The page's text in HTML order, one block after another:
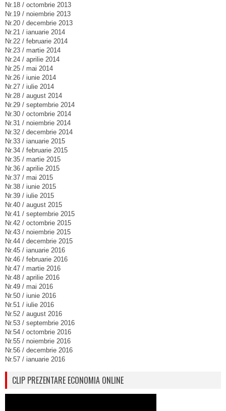
Nr.18 / octombrie 2013
Nr.19 / noiembrie 2013
Nr.20 / decembrie 2013
Nr.21 / ianuarie 2014
Nr.22 / februarie 2014
Nr.23 / martie 2014
Nr.24 / aprilie 2014
Nr.25 / mai 2014
Nr.26 / iunie 2014
Nr.27 / iulie 2014
Nr.28 / august 2014
Nr.29 / septembrie 2014
Nr.30 / octombrie 2014
Nr.31 / noiembrie 2014
Nr.32 / decembrie 2014
Nr.33 / ianuarie 2015
Nr.34 / februarie 2015
Nr.35 / martie 2015
Nr.36 / aprilie 2015
Nr.37 / mai 2015
Nr.38 / iunie 2015
Nr.39 / iulie 2015
Nr.40 / august 2015
Nr.41 / septembrie 2015
Nr.42 / octombrie 2015
Nr.43 / noiembrie 2015
Nr.44 / decembrie 2015
Nr.45 / ianuarie 2016
Nr.46 / februarie 2016
Nr.47 / martie 2016
Nr.48 / aprilie 2016
Nr.49 / mai 2016
Nr.50 / iunie 2016
Nr.51 / iulie 2016
Nr.52 / august 2016
Nr.53 / septembrie 2016
Nr.54 / octombrie 2016
Nr.55 / noiembrie 2016
Nr.56 / decembrie 2016
Nr.57 / ianuarie 2016
CLIP PREZENTARE ECONOMIA ONLINE